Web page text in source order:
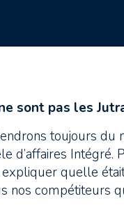
sont pas les
toujours
d’affaires Intégré.
quelle
nos compétiteurs